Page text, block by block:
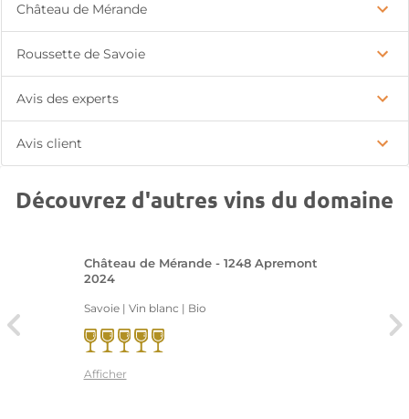
Château de Mérande
Roussette de Savoie
Avis des experts
Avis client
Découvrez d'autres vins du domaine
Château de Mérande - 1248 Apremont
2024
Savoie | Vin blanc | Bio
Afficher